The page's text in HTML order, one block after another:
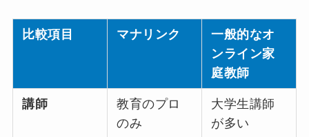
比較項目 マナリンク
一般的なオ
ンライン家
庭教師
講師
教育のプロ
のみ
大学生講師
が多い